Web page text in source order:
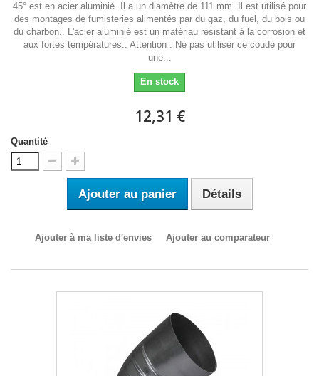
45° est en acier aluminié. Il a un diamètre de 111 mm. Il est utilisé pour
des montages de fumisteries alimentés par du gaz, du fuel, du bois ou
du charbon.. L'acier aluminié est un matériau résistant à la corrosion et
aux fortes températures.. Attention : Ne pas utiliser ce coude pour
une...
En stock
12,31 €
Quantité
Ajouter au panier Détails
Ajouter à ma liste d'envies Ajouter au comparateur